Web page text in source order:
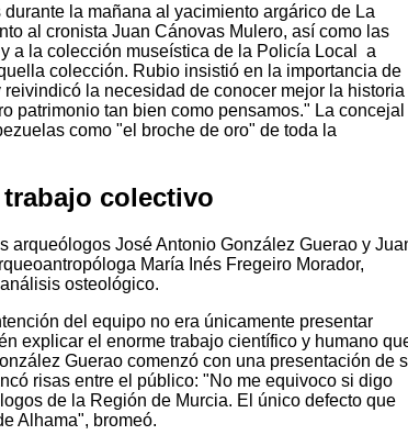
la mañana al yacimiento argárico de La
al cronista Juan Cánovas Mulero, así como las
a la colección museística de la Policía Local a
colección. Rubio insistió en la importancia de
la necesidad de conocer mejor la historia
patrimonio tan bien como pensamos." La concejal
como "el broche de oro" de toda la
colectivo
arqueólogos José Antonio González Guerao y
María Inés Fregeiro Morador,
osteológico.
del equipo no era únicamente presentar
explicar el enorme trabajo científico y humano
Guerao comenzó con una presentación de
risas entre el público: "No me equivoco si digo
de la Región de Murcia. El único defecto que
Alhama", bromeó.